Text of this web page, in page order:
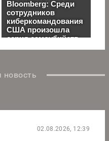
02.08.2026, 12:39